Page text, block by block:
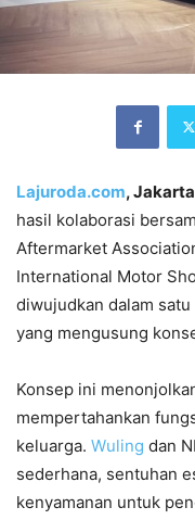
Lajuroda.com, Jakarta
hasil kolaborasi
Aftermarket
International Motor
diwujudkan dalam
yang mengusung
Konsep ini
mempertahankan
keluarga. Wuling dan
sederhana, sentuhan
kenyamanan untuk